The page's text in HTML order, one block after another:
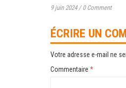
9 juin 2024 / 0 Comment
ÉCRIRE UN
Votre adresse e-mail ne
Commentaire *